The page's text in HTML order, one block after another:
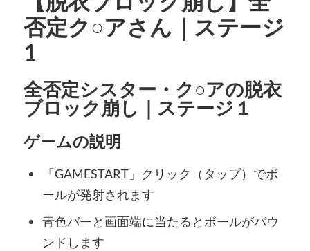
否定ク○アさん｜ステージ
1
全否定シスター・ク○アの脱衣
ブロック崩し｜ステージ１
ゲームの説明
「GAMESTART」クリック（タップ）でボ
ールが発射されます
青色バーと画面端に当たるとボールがバウ
ンドします